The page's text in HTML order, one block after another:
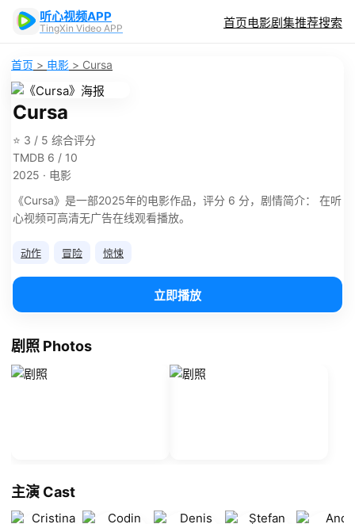
听心视频APP
TingXin Video APP 首页电影剧集推荐搜索
首页 > 电影 > Cursa
Cursa
⭐ 3 / 5 综合评分
TMDB 6 / 10
2025 · 电影
《Cursa》是一部2025年的电影作品，评分 6 分，剧情简介： 在听
心视频可高清无广告在线观看播放。
动作 冒险 惊悚
立即播放
剧照 Photos
主演 Cast